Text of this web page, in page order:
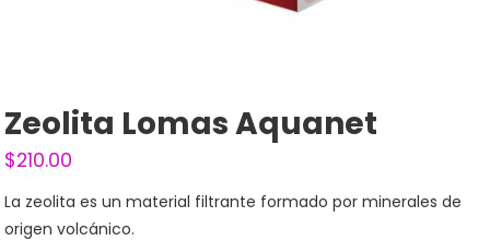
Zeolita Lomas Aquanet
$210.00
La zeolita es un material filtrante formado por minerales de
origen volcánico.